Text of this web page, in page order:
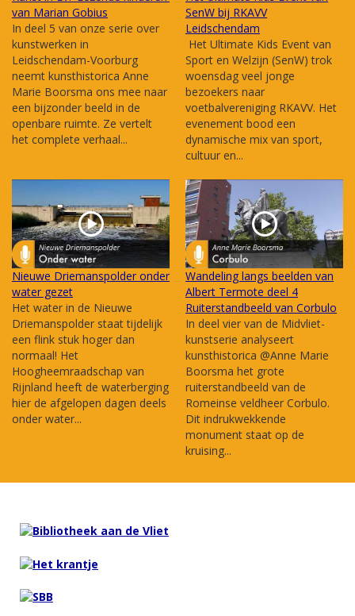
van Marian Gobius
In deel 5 van onze serie over
kunstwerken in
Leidschendam-Voorburg
neemt kunsthistorica Anne
Marie Boorsma ons mee naar
een bijzonder beeld in de
openbare ruimte. Ze vertelt
het complete verhaal...
SenW bij RKAVV
Leidschendam
Het Ultimate Kids Event van
Sport en Welzijn (SenW) trok
woensdag veel jonge
bezoekers naar
voetbalvereniging RKAVV. Het
evenement bood een
dynamische mix van sport,
cultuur en...
Nieuwe Driemanspolder onder
water gezet
Het water in de Nieuwe
Driemanspolder staat tijdelijk
een flink stuk hoger dan
normaal! Het
Hoogheemraadschap van
Rijnland heeft de waterberging
hier de afgelopen dagen deels
onder water...
Wandeling langs beelden van
Albert Termote deel 4
Ruiterstandbeeld van Corbulo
In deel vier van de Midvliet-
kunstserie analyseert
kunsthistorica @Anne Marie
Boorsma het grote
ruiterstandbeeld van de
Romeinse veldheer Corbulo.
Dit indrukwekkende
monument staat op de
kruising...